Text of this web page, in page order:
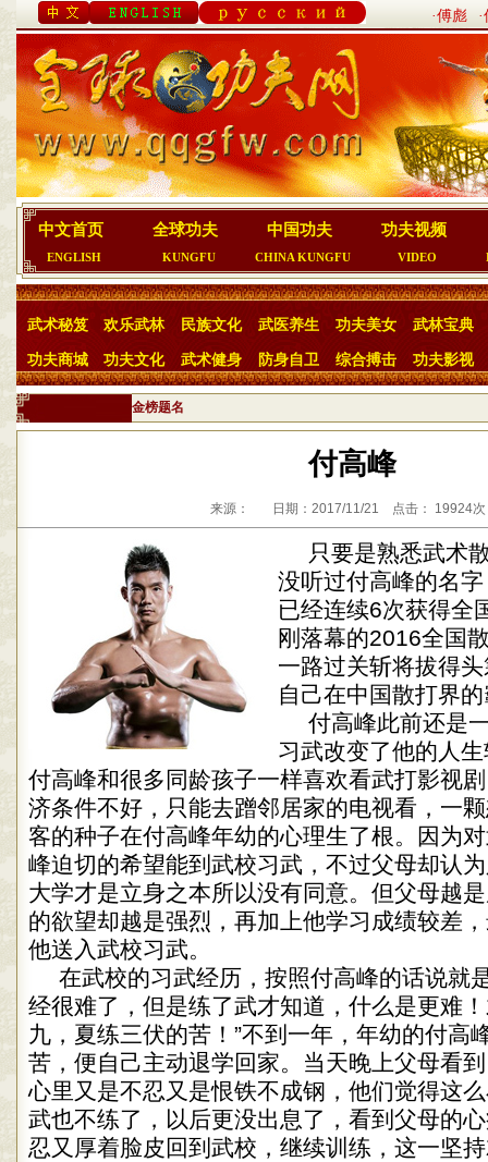
·傅彪
中文首页
ENGLISH
全球功夫
KUNGFU
中国功夫
CHINA KUNGFU
功夫视频
VIDEO
武术秘笈 欢乐武林 民族文化 武医养生 功夫美女 武林宝典
功夫商城 功夫文化 武术健身 防身自卫 综合搏击 功夫影视
金榜题名
付高峰
来源： 日期：2017/11/21 点击： 19924
只要是熟悉武术
没听过付高峰的名
已经连续6次获得全
刚落幕的2016全国
一路过关斩将拔得
自己在中国散打界
付高峰此前还是
习武改变了他的人
付高峰和很多同龄孩子一样喜欢看武打影视
济条件不好，只能去蹭邻居家的电视看，一
客的种子在付高峰年幼的心理生了根。因为
峰迫切的希望能到武校习武，不过父母却认
大学才是立身之本所以没有同意。但父母越
的欲望却越是强烈，再加上他学习成绩较差
他送入武校习武。
在武校的习武经历，按照付高峰的话说就
经很难了，但是练了武才知道，什么是更难
九，夏练三伏的苦！”不到一年，年幼的付高
苦，便自己主动退学回家。当天晚上父母看到
心里又是不忍又是恨铁不成钢，他们觉得这
武也不练了，以后更没出息了，看到父母的
忍又厚着脸皮回到武校，继续训练，这一坚